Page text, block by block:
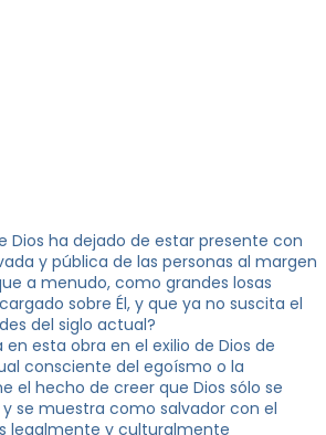
Dios ha dejado de estar presente con
y pública de las personas al margen
a menudo, como grandes losas
sobre Él, y que ya no suscita el
del siglo actual?
esta obra en el exilio de Dios de
consciente del egoísmo o la
el hecho de creer que Dios sólo se
se muestra como salvador con el
legalmente y culturalmente